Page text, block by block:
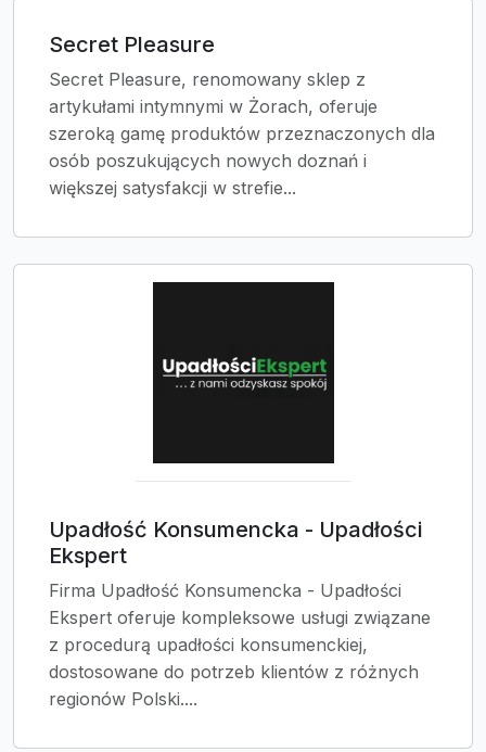
Secret Pleasure
Secret Pleasure, renomowany sklep z
artykułami intymnymi w Żorach, oferuje
szeroką gamę produktów przeznaczonych dla
osób poszukujących nowych doznań i
większej satysfakcji w strefie...
Upadłość Konsumencka - Upadłości
Ekspert
Firma Upadłość Konsumencka - Upadłości
Ekspert oferuje kompleksowe usługi związane
z procedurą upadłości konsumenckiej,
dostosowane do potrzeb klientów z różnych
regionów Polski....